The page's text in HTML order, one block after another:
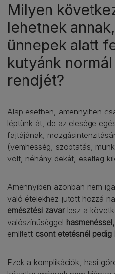
Milyen
lehetnek
ünnepek alatt
kutyánk
rendjét?
Alap esetben, amennyiben
léptünk át, de az elesége
fajtájának,
(vemhesség, szoptatás,
volt, néhány dekát, esetleg
Amennyiben azonban nem
való ételekhez jutott hozzá
emésztési zavarlesz a
valószínűséggel
említett csont etetésnél pedig
Ezek a komplikációk, hasi